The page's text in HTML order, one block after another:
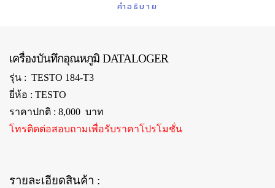
คำอธิบาย
เครื่องบันทึกอุณหภูมิ DATALOGER
รุ่น : TESTO 184-T3
ยี่ห้อ : TESTO
ราคาปกติ : 8,000 บาท
โทรติดต่อสอบถามเพื่อรับราคาโปรโมชั่น
รายละเอียดสินค้า :